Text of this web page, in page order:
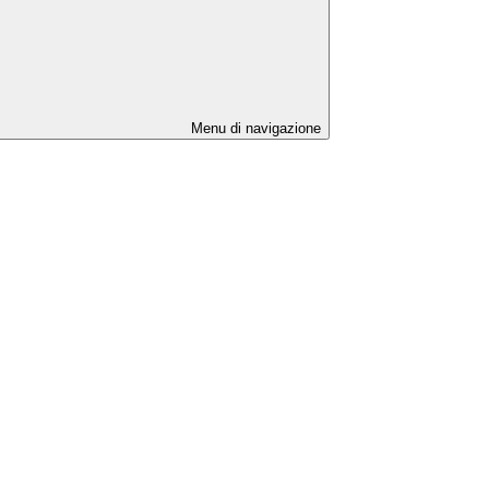
Menu di navigazione